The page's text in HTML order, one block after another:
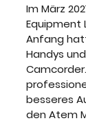
Im März
Equipment
Anfang
Handys
besseres
den Atem